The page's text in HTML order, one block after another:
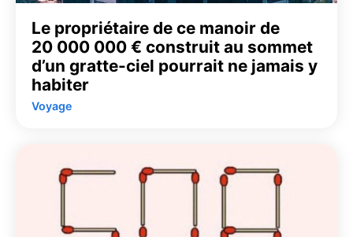
Le propriétaire de ce manoir de
20 000 000 € construit au sommet
d’un gratte-ciel pourrait ne jamais y
habiter
Voyage